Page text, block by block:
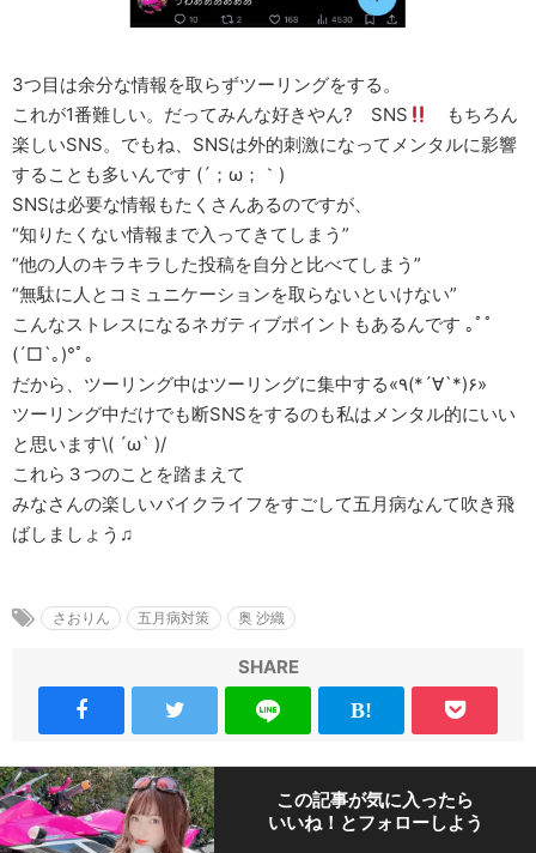
3つ目は余分な情報を取らずツーリングをする。
これが1番難しい。だってみんな好きやん? SNS
もちろん
楽しいSNS。でもね、SNSは外的刺激になってメンタルに影響
することも多いんです (´；ω；｀)
SNSは必要な情報もたくさんあるのですが、
“知りたくない情報まで入ってきてしまう”
“他の人のキラキラした投稿を自分と比べてしまう”
“無駄に人とコミュニケーションを取らないといけない”
こんなストレスになるネガティブポイントもあるんです ｡ﾟﾟ
(´□`｡)°ﾟ｡
だから、ツーリング中はツーリングに集中する«٩(*´∀`*)۶»
ツーリング中だけでも断SNSをするのも私はメンタル的にいい
と思います\( ´ω` )/
これら３つのことを踏まえて
みなさんの楽しいバイクライフをすごして五月病なんて吹き飛
ばしましょう♫
さおりん 五月病対策 奥 沙織
SHARE
この記事が気に入ったら
いいね！とフォローしよう